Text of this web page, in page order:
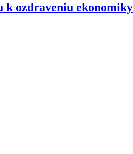
k ozdraveniu ekonomiky